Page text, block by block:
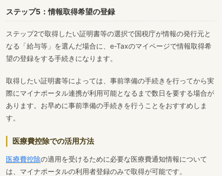
ステップ5：情報取得希望の登録
ステップ2で取得したい証明書等の選択で国税庁が情報の発行元と
なる「給与等」を選んだ場合に、e-Taxのマイページで情報取得希
望の登録をする手続きになります。
取得したい証明書等によっては、事前準備の手続きを行ってから実
際にマイナポータル連携が利用可能となるまで数日を要する場合が
あります。お早めに事前準備の手続きを行うことをおすすめしま
す。
医療費控除での活用方法
医療費控除の適用を受けるために必要な医療費通知情報について
は、マイナポータルの利用者登録のみで取得が可能です。